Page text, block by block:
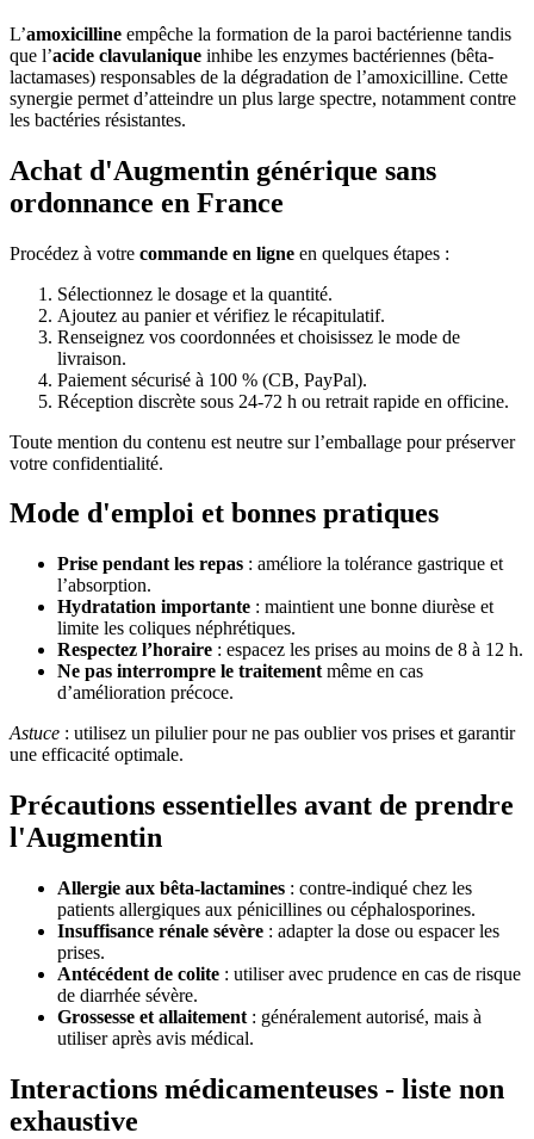
L’amoxicilline empêche la formation de la paroi bactérienne tandis
que l’acide clavulanique inhibe les enzymes bactériennes (bêta-
lactamases) responsables de la dégradation de l’amoxicilline. Cette
synergie permet d’atteindre un plus large spectre, notamment contre
les bactéries résistantes.
Achat d'Augmentin générique sans
ordonnance en France
Procédez à votre commande en ligne en quelques étapes :
Sélectionnez le dosage et la quantité.
Ajoutez au panier et vérifiez le récapitulatif.
Renseignez vos coordonnées et choisissez le mode de
livraison.
Paiement sécurisé à 100 % (CB, PayPal).
Réception discrète sous 24-72 h ou retrait rapide en officine.
Toute mention du contenu est neutre sur l’emballage pour préserver
votre confidentialité.
Mode d'emploi et bonnes pratiques
Prise pendant les repas : améliore la tolérance gastrique et
l’absorption.
Hydratation importante : maintient une bonne diurèse et
limite les coliques néphrétiques.
Respectez l’horaire : espacez les prises au moins de 8 à 12 h.
Ne pas interrompre le traitement même en cas
d’amélioration précoce.
Astuce : utilisez un pilulier pour ne pas oublier vos prises et garantir
une efficacité optimale.
Précautions essentielles avant de prendre
l'Augmentin
Allergie aux bêta-lactamines : contre-indiqué chez les
patients allergiques aux pénicillines ou céphalosporines.
Insuffisance rénale sévère : adapter la dose ou espacer les
prises.
Antécédent de colite : utiliser avec prudence en cas de risque
de diarrhée sévère.
Grossesse et allaitement : généralement autorisé, mais à
utiliser après avis médical.
Interactions médicamenteuses - liste non
exhaustive